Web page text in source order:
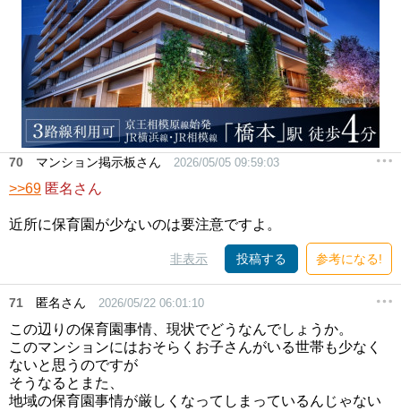
70 マンション掲示板さん 2026/05/05 09:59:03
>>69 匿名さん
近所に保育園が少ないのは要注意ですよ。
非表示 投稿する 参考になる!
71 匿名さん 2026/05/22 06:01:10
この辺りの保育園事情、現状でどうなんでしょうか。
このマンションにはおそらくお子さんがいる世帯も少なく
ないと思うのですが
そうなるとまた、
地域の保育園事情が厳しくなってしまっているんじゃない